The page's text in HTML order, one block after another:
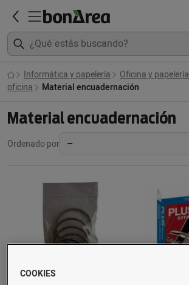
Informática y papelería Oficina y papelería
oficina
Material encuadernación
Material encuadernación
Ordenado por
COOKIES